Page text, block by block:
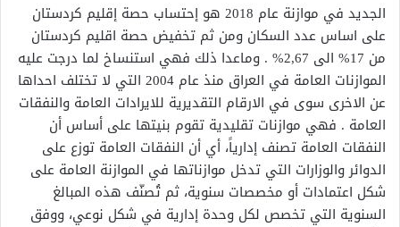
الجديد في موازنة عام 2018 هو إحتساب حصة إقليم كردستان
على اساس عدد السكان ومن ثم تخفيض حصة اقليم كردستان
من 17% الى 2,67% . وماعدا ذلك فهي استنساخ لما درجت عليه
الموازنات العامة في العراق منذ عام 2004 التي لا تختلف احداها
عن الاخرى سوى في الارقام التقديرية للايرادات العامة والنفقات
العامة . فهي موازنات تقليدية تقوم بنيتها على أساس أن
النفقات العامة تصنف إدارياً، أي أن النفقات العامة توزع على
الدوائر والوزارات التي تدخل موازناتها في الموازنة العامة على
شكل اعتمادات أو مخصصات سنوية، ثم تُصنّف هذه المبالغ
السنوية التي تخصص لكل وحدة إدارية في شكل نوعي، ووفق